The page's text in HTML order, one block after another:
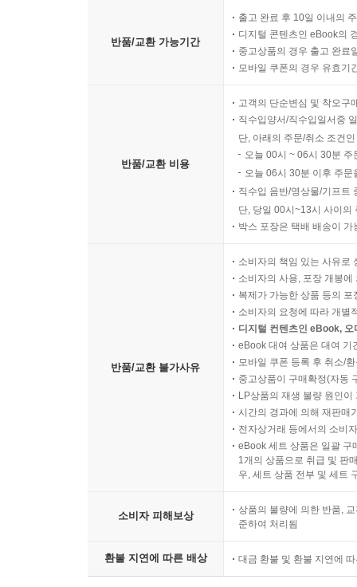
반품/교환 가능기간
출고 완료 후 10일 이내의
디지털 콘텐츠인 eBook의
중고상품의 경우 출고 완료
모바일 쿠폰의 경우 유효기
반품/교환 비용
고객의 단순변심 및 착오구
직수입양서/직수입일서중
단, 아래의 주문/취소 조건
오늘 00시 ~ 06시 30분
오늘 06시 30분 이후 주
직수입 음반/영상물/기프트
단, 당일 00시~13시 사이의
박스 포장은 택배 배송이
반품/교환 불가사유
소비자의 책임 있는 사유로
소비자의 사용, 포장 개봉
복제가 가능한 상품 등의
소비자의 요청에 따라 개별
디지털 컨텐츠인 eBook,
eBook 대여 상품은 대여 기
모바일 쿠폰 등록 후 취소/
중고상품이 구매확정(자동
LP상품의 재생 불량 원인
시간의 경과에 의해 재판매
전자상거래 등에서의 소비
eBook 세트 상품은 일괄 구
1개의 상품으로 취급 및 판
우, 세트 상품 전부 및 세트
소비자 피해보상
상품의 불량에 의한 반품,
준하여 처리됨
환불 지연에 따른 배상 대금 환불 및 환불 지연에